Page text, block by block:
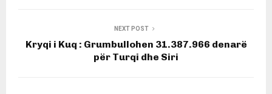
NEXT POST
Kryqi i Kuq : Grumbullohen 31.387.966 denarë
për Turqi dhe Siri